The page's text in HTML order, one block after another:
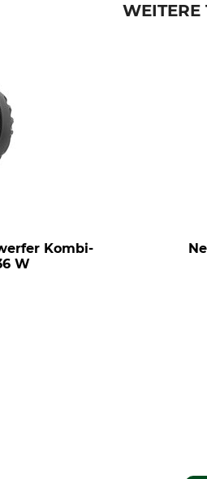
WEITERE
Kombi-
W